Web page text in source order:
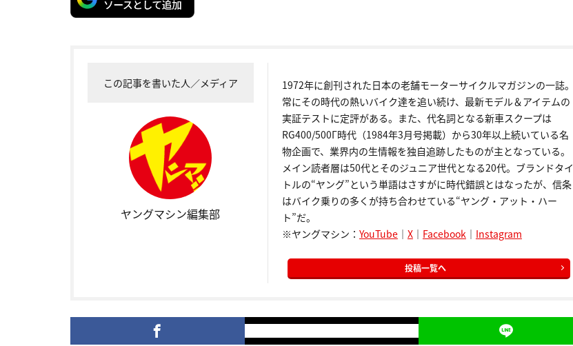
この記事を書いた人／メディア
ヤングマシン編集部
1972年に創刊された日本の老舗モーターサイクルマガジンの一誌。
常にその時代の熱いバイク達を追い続け、最新モデル＆アイテムの
実証テストに定評がある。また、代名詞となる新車スクープは
RG400/500Γ時代（1984年3月号掲載）から30年以上続いている名
物企画で、業界内の生情報を独自追跡したものが主となっている。
メイン読者層は50代とそのジュニア世代となる20代。ブランドタイ
トルの“ヤング”という単語はさすがに時代錯誤とはなったが、信条
はバイク乗りの多くが持ち合わせている“ヤング・アット・ハー
ト”だ。
※ヤングマシン： YouTube｜ X｜ Facebook ｜ Instagram
投稿一覧へ